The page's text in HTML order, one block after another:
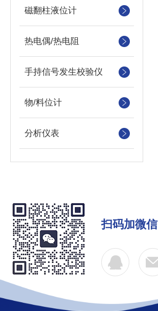
磁翻柱液位计
热电偶/热电阻
手持信号发生校验仪
物/料位计
分析仪表
扫码加微信